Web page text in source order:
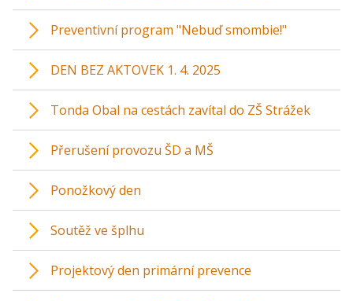
Preventivní program "Nebuď smombie!"
DEN BEZ AKTOVEK 1. 4. 2025
Tonda Obal na cestách zavítal do ZŠ Strážek
Přerušení provozu ŠD a MŠ
Ponožkový den
Soutěž ve šplhu
Projektový den primární prevence